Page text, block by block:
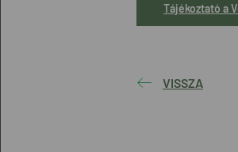
Tájékoztató a
VISSZA